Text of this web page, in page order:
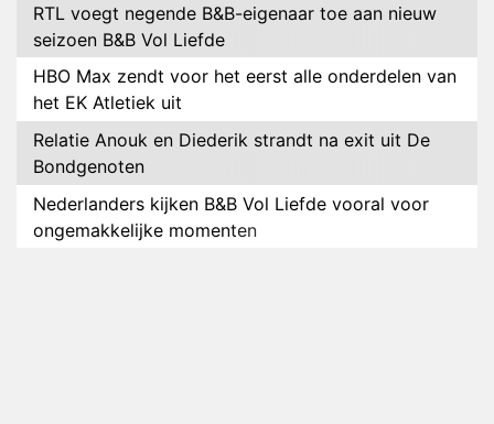
RTL voegt negende B&B-eigenaar toe aan nieuw
seizoen B&B Vol Liefde
HBO Max zendt voor het eerst alle onderdelen van
het EK Atletiek uit
Relatie Anouk en Diederik strandt na exit uit De
Bondgenoten
Nederlanders kijken B&B Vol Liefde vooral voor
ongemakkelijke momenten